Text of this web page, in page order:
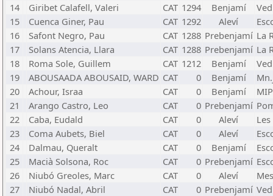
14
Giribet Calafell, Valeri CAT 1294 Benjamí
15
Cuenca Giner, Pau CAT 1292 Aleví
16
Safont Negro, Pau CAT 1288 Prebenjamí La
17
Solans Atencia, Llara CAT 1288 Prebenjamí La
18
Roma Sole, Guillem CAT 1212 Benjamí
19
ABOUSAADA ABOUSAID, WARD CAT 0 Benjamí
20
Achour, Israa CAT 0 Benjamí
MIP
21
Arango Castro, Leo CAT 0 Prebenjamí
22
Caba, Eudald CAT 0 Aleví
23
Coma Aubets, Biel CAT 0 Aleví
24
Dalmau, Queralt CAT 0 Benjamí
25
Macià Solsona, Roc CAT 0 Prebenjamí
26
Niubó Greoles, Marc CAT 0 Aleví
27
Niubó Nadal, Abril CAT 0 Prebenjamí